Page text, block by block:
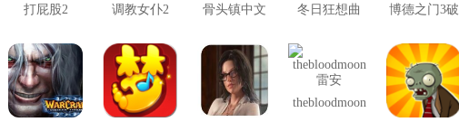
打屁股2 调教女仆2 骨头镇中文 冬日狂想曲
版
博德之门3破
thebloodmoon